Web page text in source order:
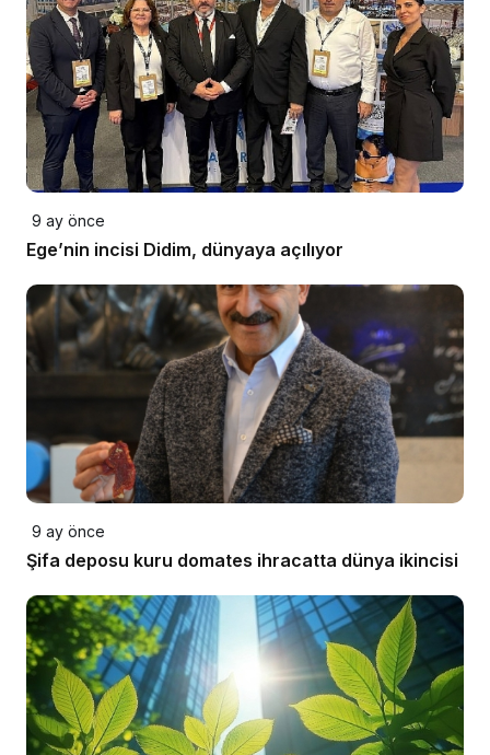
9 ay önce
Ege’nin incisi Didim, dünyaya açılıyor
9 ay önce
Şifa deposu kuru domates ihracatta dünya ikincisi